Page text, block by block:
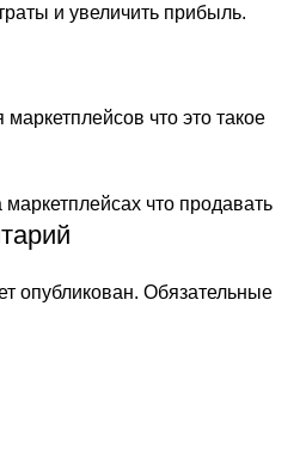
и увеличить прибыль.
что это такое
что продавать
опубликован. Обязательные